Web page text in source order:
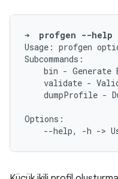
➜ profgen --help
Usage: profgen
bin - Generate
validate -
dumpProfile -
--help,
-h ->